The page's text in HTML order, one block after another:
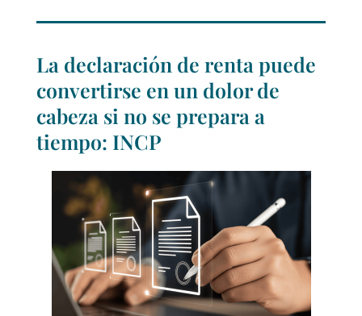
La declaración de renta puede
convertirse en un dolor de
cabeza si no se prepara a
tiempo: INCP